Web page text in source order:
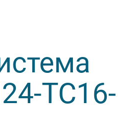
Резьбонарезание
TC16-